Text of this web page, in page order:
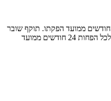
תוקף שובר כספי הינו לכל הפחות 60 חודשים ממועד הפקתו. תוקף שובר
לרכישת מוצר או שירות מסויים יהיה לכל הפחות 24 חודשים ממועד